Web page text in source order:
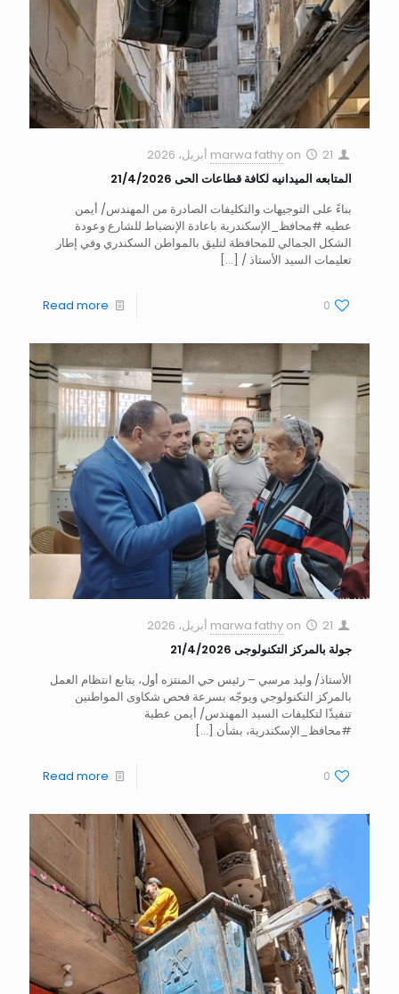
marwa fathy on
21 أبريل، 2026
المتابعه الميدانيه لكافة قطاعات الحى 21/4/2026
بناءً على التوجيهات والتكليفات الصادرة من المهندس/ أيمن
عطيه #محافظ_الإسكندرية باعادة الإنضباط للشارع وعودة
الشكل الجمالي للمحافظة لتليق بالمواطن السكندري وفي إطار
تعليمات السيد الأستاذ / […]
0
Read more
marwa fathy on
21 أبريل، 2026
جولة بالمركز التكنولوجى 21/4/2026
الأستاذ/ وليد مرسي – رئيس حي المنتزه أول، يتابع انتظام العمل
بالمركز التكنولوجي ويوجّه بسرعة فحص شكاوى المواطنين
تنفيذًا لتكليفات السيد المهندس/ أيمن عطية
#محافظ_الإسكندرية، بشأن […]
0
Read more